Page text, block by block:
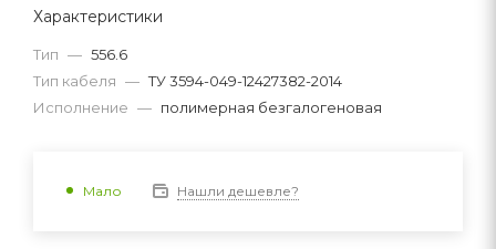
Характеристики
Тип — 556.6
Тип кабеля — ТУ 3594-049-12427382-2014
Исполнение — полимерная безгалогеновая
Мало Нашли дешевле?